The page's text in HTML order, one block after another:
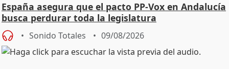
España asegura que el pacto PP-Vox en Andalucía
busca perdurar toda la legislatura
Sonido Totales 09/08/2026